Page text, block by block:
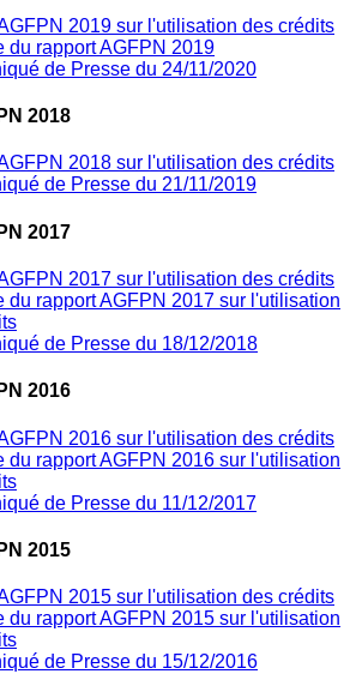
2019 sur l'utilisation des crédits
du rapport AGFPN 2019
de Presse du 24/11/2020
2018
2018 sur l'utilisation des crédits
de Presse du 21/11/2019
2017
2017 sur l'utilisation des crédits
du rapport AGFPN 2017 sur l'utilisation
de Presse du 18/12/2018
2016
2016 sur l'utilisation des crédits
du rapport AGFPN 2016 sur l'utilisation
de Presse du 11/12/2017
2015
2015 sur l'utilisation des crédits
du rapport AGFPN 2015 sur l'utilisation
de Presse du 15/12/2016